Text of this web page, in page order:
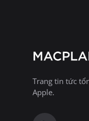
Trang tin tức
Apple.